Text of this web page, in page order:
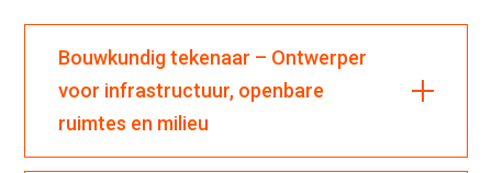
Bouwkundig tekenaar – Ontwerper
voor infrastructuur, openbare
ruimtes en milieu